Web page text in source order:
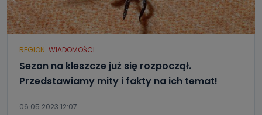
REGION WIADOMOŚCI
Sezon na kleszcze już się rozpoczął.
Przedstawiamy mity i fakty na ich temat!
06.05.2023 12:07